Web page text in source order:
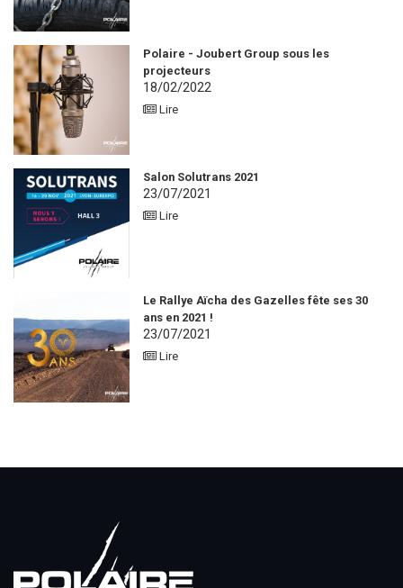
Polaire - Joubert Group sous les
projecteurs
18/02/2022
Lire
Salon Solutrans 2021
23/07/2021
Lire
Le Rallye Aïcha des Gazelles fête ses 30
ans en 2021 !
23/07/2021
Lire